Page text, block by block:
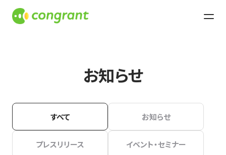
お知らせ
すべて お知らせ
プレスリリース イベント・セミナー